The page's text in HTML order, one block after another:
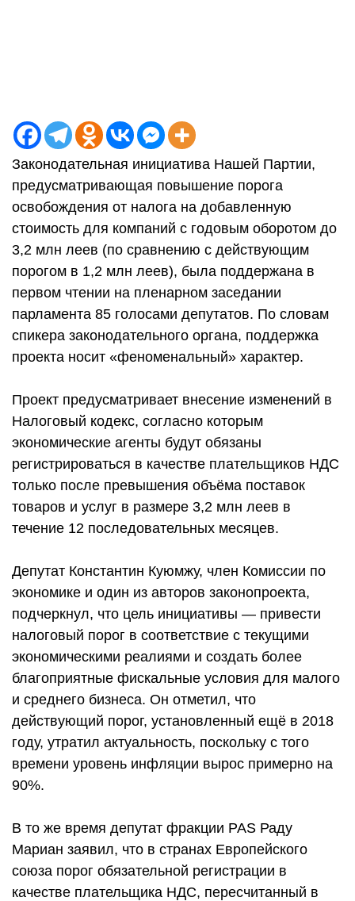
Законодательная инициатива Нашей Партии,
предусматривающая повышение порога
освобождения от налога на добавленную
стоимость для компаний с годовым оборотом до
3,2 млн леев (по сравнению с действующим
порогом в 1,2 млн леев), была поддержана в
первом чтении на пленарном заседании
парламента 85 голосами депутатов. По словам
спикера законодательного органа, поддержка
проекта носит «феноменальный» характер.
Проект предусматривает внесение изменений в
Налоговый кодекс, согласно которым
экономические агенты будут обязаны
регистрироваться в качестве плательщиков НДС
только после превышения объёма поставок
товаров и услуг в размере 3,2 млн леев в
течение 12 последовательных месяцев.
Депутат Константин Куюмжу, член Комиссии по
экономике и один из авторов законопроекта,
подчеркнул, что цель инициативы — привести
налоговый порог в соответствие с текущими
экономическими реалиями и создать более
благоприятные фискальные условия для малого
и среднего бизнеса. Он отметил, что
действующий порог, установленный ещё в 2018
году, утратил актуальность, поскольку с того
времени уровень инфляции вырос примерно на
90%.
В то же время депутат фракции PAS Раду
Мариан заявил, что в странах Европейского
союза порог обязательной регистрации в
качестве плательщика НДС, пересчитанный в